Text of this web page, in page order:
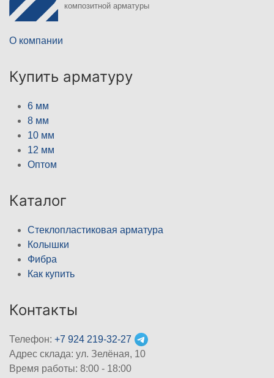
композитной арматуры
О компании
Купить арматуру
6 мм
8 мм
10 мм
12 мм
Оптом
Каталог
Стеклопластиковая арматура
Колышки
Фибра
Как купить
Контакты
Телефон: +7 924 219-32-27
Адрес склада: ул. Зелёная, 10
Время работы: 8:00 - 18:00